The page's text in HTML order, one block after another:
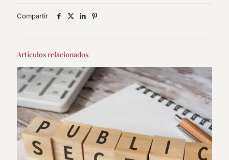
Compartir
Artículos relacionados